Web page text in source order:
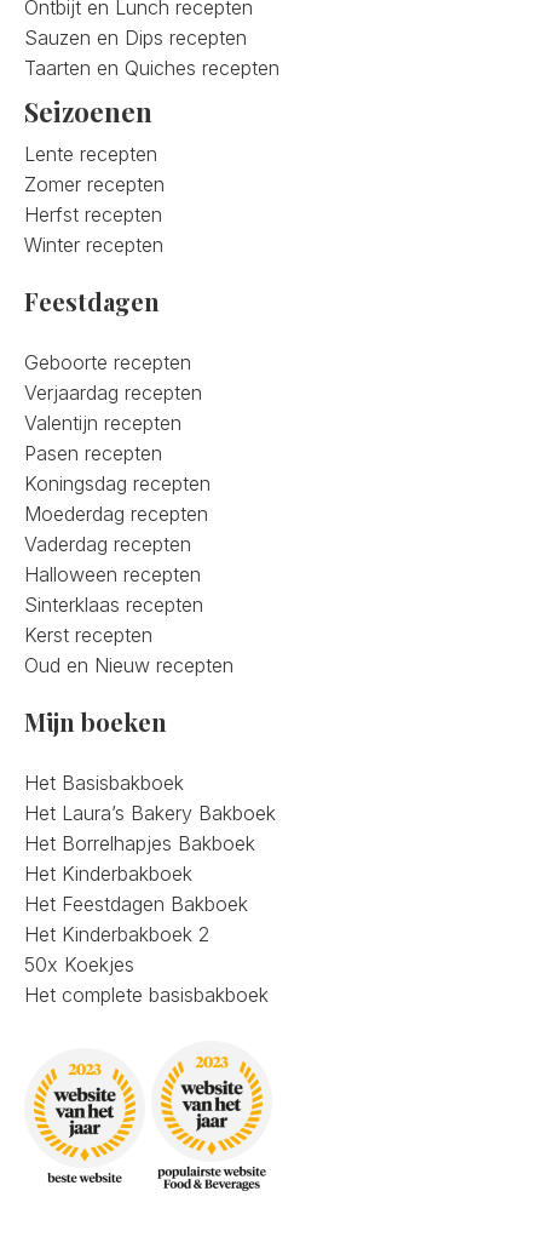
Ontbijt en Lunch recepten
Sauzen en Dips recepten
Taarten en Quiches recepten
Seizoenen
Lente recepten
Zomer recepten
Herfst recepten
Winter recepten
Feestdagen
Geboorte recepten
Verjaardag recepten
Valentijn recepten
Pasen recepten
Koningsdag recepten
Moederdag recepten
Vaderdag recepten
Halloween recepten
Sinterklaas recepten
Kerst recepten
Oud en Nieuw recepten
Mijn boeken
Het Basisbakboek
Het Laura’s Bakery Bakboek
Het Borrelhapjes Bakboek
Het Kinderbakboek
Het Feestdagen Bakboek
Het Kinderbakboek 2
50x Koekjes
Het complete basisbakboek